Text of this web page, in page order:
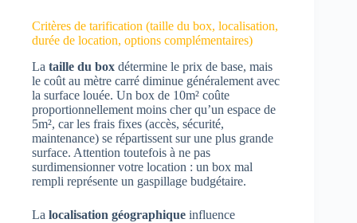
Critères de tarification (taille du box, localisation,
durée de location, options complémentaires)
La taille du box détermine le prix de base, mais
le coût au mètre carré diminue généralement avec
la surface louée. Un box de 10m² coûte
proportionnellement moins cher qu’un espace de
5m², car les frais fixes (accès, sécurité,
maintenance) se répartissent sur une plus grande
surface. Attention toutefois à ne pas
surdimensionner votre location : un box mal
rempli représente un gaspillage budgétaire.
La localisation géographique influence